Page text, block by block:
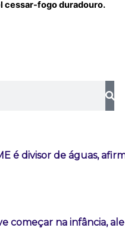
cessar-fogo duradouro.
é divisor de águas,
começar na infância,